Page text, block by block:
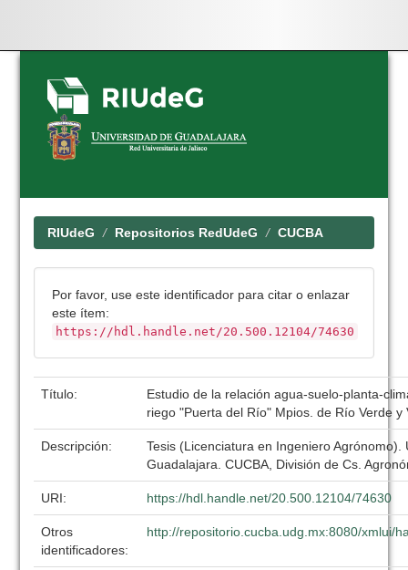
Skip
navigation
RIUdeG Repositorios RedUdeG CUCBA
Por favor, use este identificador para citar o enlazar
este ítem:
https://hdl.handle.net/20.500.12104/74630
Título:
Estudio de la relación agua-suelo-planta-
riego "Puerta del Río" Mpios. de Río Verde y
Descripción:
Tesis (Licenciatura en Ingeniero Agrónomo).
Guadalajara. CUCBA, División de Cs.
URI: https://hdl.handle.net/20.500.12104/74630
Otros
identificadores:
http://repositorio.cucba.udg.mx:8080/xmlui/